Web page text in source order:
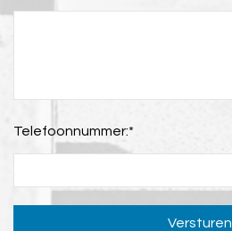
Telefoonnummer:*
Versturen